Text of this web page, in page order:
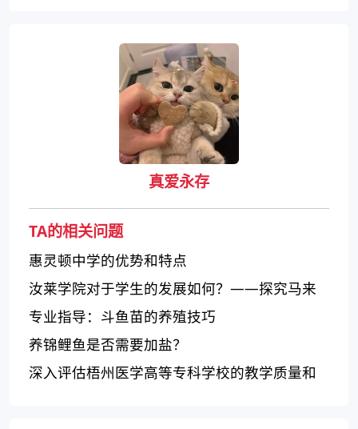
真爱永存
TA的相关问题
惠灵顿中学的优势和特点
汝莱学院对于学生的发展如何？——探究马来
西亚汝莱学院的教育质量和特色
专业指导：斗鱼苗的养殖技巧
养锦鲤鱼是否需要加盐？
深入评估梧州医学高等专科学校的教学质量和